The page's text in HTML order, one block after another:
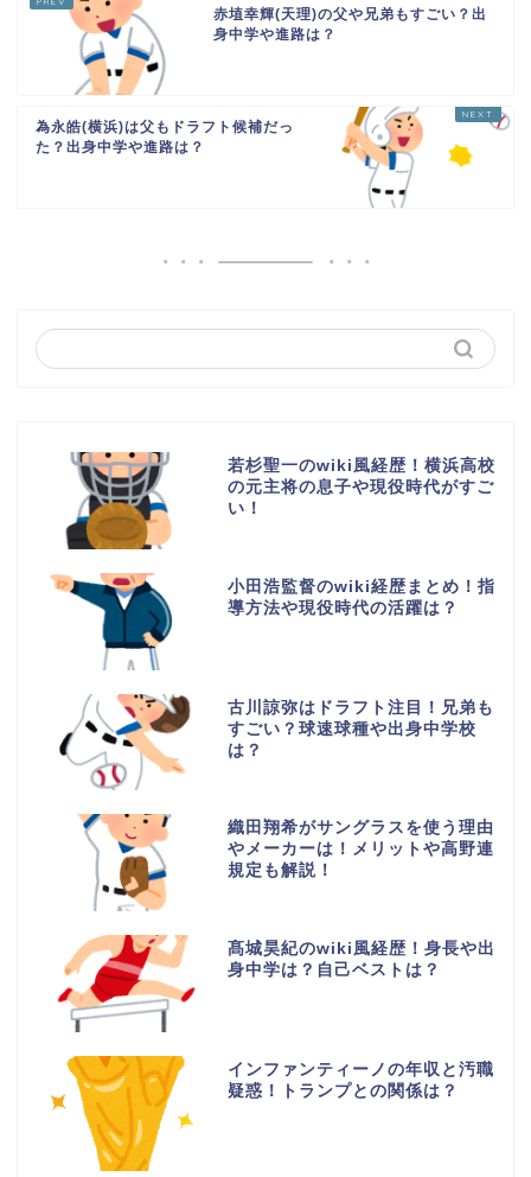
赤埴幸輝(天理)の父や兄弟もすごい？出
身中学や進路は？
為永皓(横浜)は父もドラフト候補だっ
た？出身中学や進路は？
若杉聖一のwiki風経歴！横浜高校
の元主将の息子や現役時代がすご
い！
小田浩監督のwiki経歴まとめ！指
導方法や現役時代の活躍は？
古川諒弥はドラフト注目！兄弟も
すごい？球速球種や出身中学校
は？
織田翔希がサングラスを使う理由
やメーカーは！メリットや高野連
規定も解説！
髙城昊紀のwiki風経歴！身長や出
身中学は？自己ベストは？
インファンティーノの年収と汚職
疑惑！トランプとの関係は？